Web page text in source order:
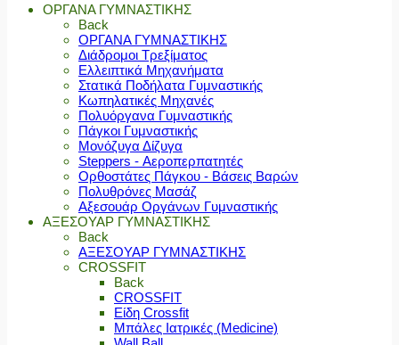
ΟΡΓΑΝΑ ΓΥΜΝΑΣΤΙΚΗΣ
Back
ΟΡΓΑΝΑ ΓΥΜΝΑΣΤΙΚΗΣ
Διάδρομοι Τρεξίματος
Ελλειπτικά Μηχανήματα
Στατικά Ποδήλατα Γυμναστικής
Κωπηλατικές Μηχανές
Πολυόργανα Γυμναστικής
Πάγκοι Γυμναστικής
Μονόζυγα Δίζυγα
Steppers - Αεροπερπατητές
Ορθοστάτες Πάγκου - Βάσεις Βαρών
Πολυθρόνες Μασάζ
Αξεσουάρ Οργάνων Γυμναστικής
ΑΞΕΣΟΥΑΡ ΓΥΜΝΑΣΤΙΚΗΣ
Back
ΑΞΕΣΟΥΑΡ ΓΥΜΝΑΣΤΙΚΗΣ
CROSSFIT
Back
CROSSFIT
Είδη Crossfit
Μπάλες Ιατρικές (Medicine)